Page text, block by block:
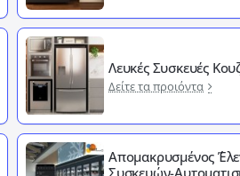
Λευκές Συσκευές
Δείτε τα προιόντα
Απομακρυσμένος